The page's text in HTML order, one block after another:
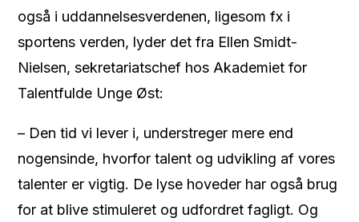
også i uddannelsesverdenen, ligesom fx i
sportens verden, lyder det fra Ellen Smidt-
Nielsen, sekretariatschef hos Akademiet for
Talentfulde Unge Øst:
– Den tid vi lever i, understreger mere end
nogensinde, hvorfor talent og udvikling af vores
talenter er vigtig. De lyse hoveder har også brug
for at blive stimuleret og udfordret fagligt. Og